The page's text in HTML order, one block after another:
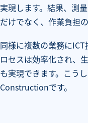
実現します。結果、測
だけでなく、作業負担
同様に複数の業務に
ロセスは効率化され、
も実現できます。こう
Constructionです。